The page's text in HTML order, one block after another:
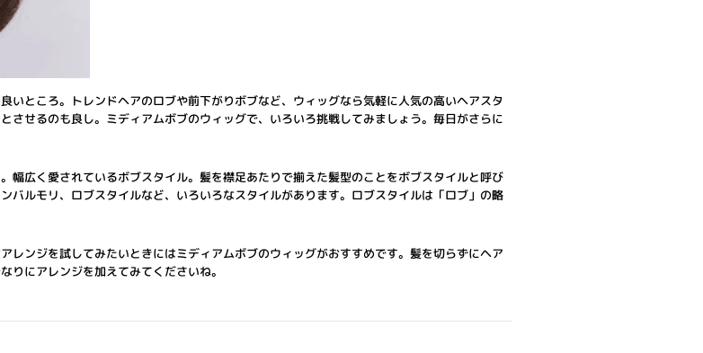
いところ。トレンドヘアのロブや前下がりボブなど、ウィッグなら気軽に人気の高いヘアスタ
させるのも良し。ミディアムボブのウィッグで、いろいろ挑戦してみましょう。毎日がさらに
幅広く愛されているボブスタイル。髪を襟足あたりで揃えた髪型のことをボブスタイルと呼び
バルモリ、ロブスタイルなど、いろいろなスタイルがあります。ロブスタイルは「ロブ」の略
レンジを試してみたいときにはミディアムボブのウィッグがおすすめです。髪を切らずにヘア
りにアレンジを加えてみてくださいね。